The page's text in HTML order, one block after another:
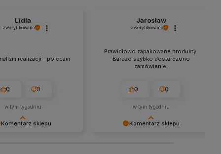
Komentarz sklepu
Lidia
zweryfikowano
realizacji - polecam
0 0
w tym tygodniu
Komentarz sklepu
Jarosław
zweryfikowano
Prawidłowo zapakowane produkty.
Bardzo szybko dostarczono
zamówienie.
0 0
w tym tygodniu